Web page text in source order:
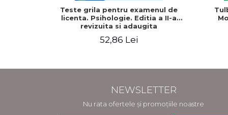
Teste grila pentru examenul de
licenta. Psihologie. Editia a II-a
revizuita si adaugita
52,86 Lei
NEWSLETTER
Nu rata ofertele și promoțiile noastre